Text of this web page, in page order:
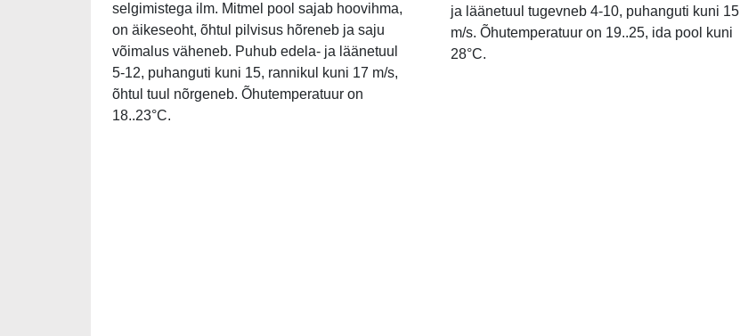
selgimistega ilm. Mitmel pool sajab hoovihma,
on äikeseoht, õhtul pilvisus hõreneb ja saju
võimalus väheneb. Puhub edela- ja läänetuul
5-12, puhanguti kuni 15, rannikul kuni 17 m/s,
õhtul tuul nõrgeneb. Õhutemperatuur on
18..23°C.
ja läänetuul tugevneb 4-10, puhanguti kuni 15
m/s. Õhutemperatuur on 19..25, ida pool kuni
28°C.